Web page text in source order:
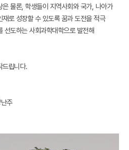
물론, 학생들이 지역사회와 국가, 나아가
로 성장할 수 있도록 꿈과 도전을 적극
선도하는 사회과학대학으로 발전해
드립니다.
주